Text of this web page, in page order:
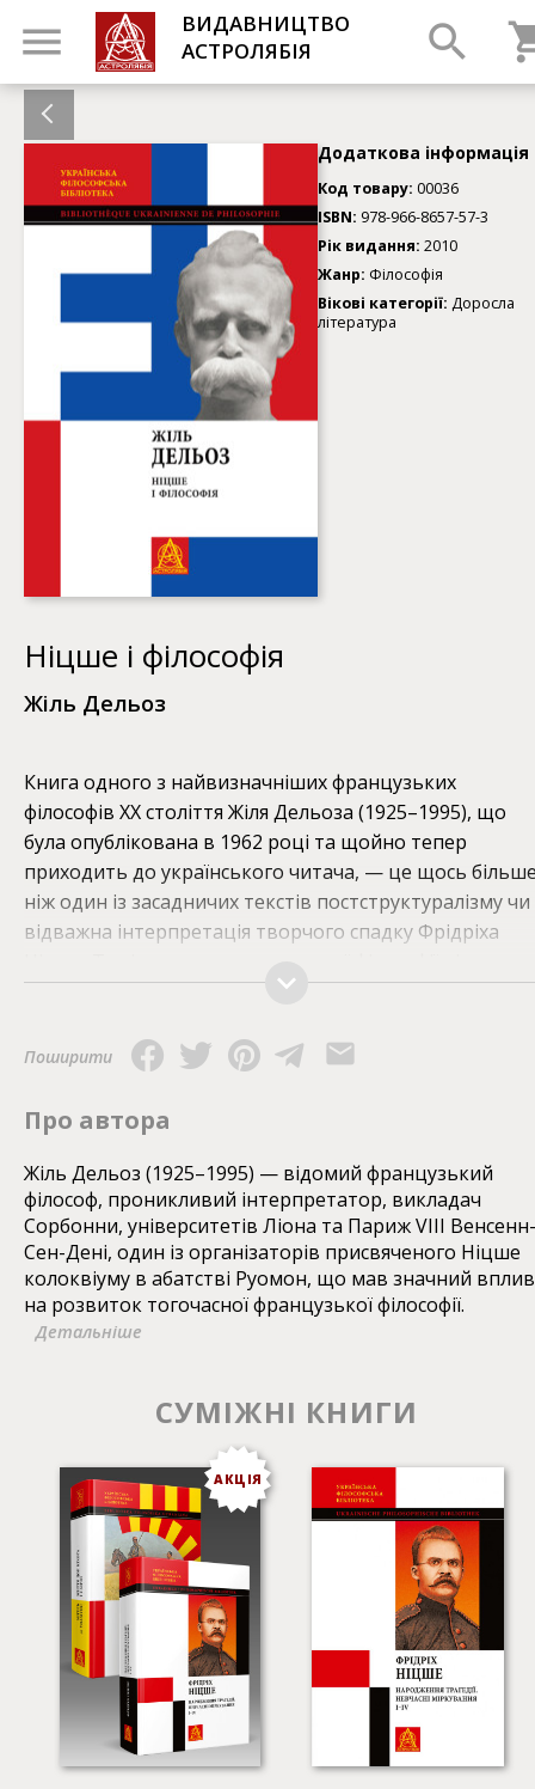
ВИДАВНИЦТВО
АСТРОЛЯБІЯ
Додаткова інформація
Код товару: 00036
ISBN: 978-966-8657-57-3
Рік видання: 2010
Жанр: Філософія
Вікові категорії: Доросла
література
Ніцше і філософія
Жіль Дельоз
Книга одного з найвизначніших французьких
філософів ХХ століття Жіля Дельоза (1925–1995), що
була опублікована в 1962 році та щойно тепер
приходить до українського читача, — це щось
ніж один із засадничих текстів постструктуралізму чи
відважна інтерпретація творчого спадку Фрідріха
як цей німецький мислитель ініціював новий спосіб
сумнів поняття істини та зневаживши межі розуму і
божевілля. Діалектику, цю колись непорушну основу
гідності розуму, автор демістифікує як реактивний
самозахист рабської свідомості, а повноту життя
витлумачує як владну гру сил.
Поширити
Про автора
Жіль Дельоз (1925–1995) — відомий французький
філософ, проникливий інтерпретатор, викладач
Сорбонни, університетів Ліона та Париж VIII Венсенн-
Сен-Дені, один із організаторів присвяченого Ніцше
колоквіуму в абатстві Руомон, що мав значний вплив
на розвиток тогочасної французької філософії.
Детальніше
СУМІЖНІ КНИГИ
АКЦІЯ